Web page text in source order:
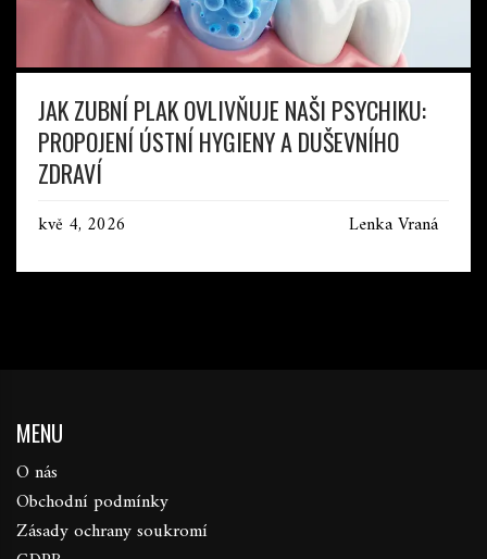
JAK ZUBNÍ PLAK OVLIVŇUJE NAŠI PSYCHIKU:
PROPOJENÍ ÚSTNÍ HYGIENY A DUŠEVNÍHO
ZDRAVÍ
kvě 4, 2026 Lenka Vraná
MENU
O nás
Obchodní podmínky
Zásady ochrany soukromí